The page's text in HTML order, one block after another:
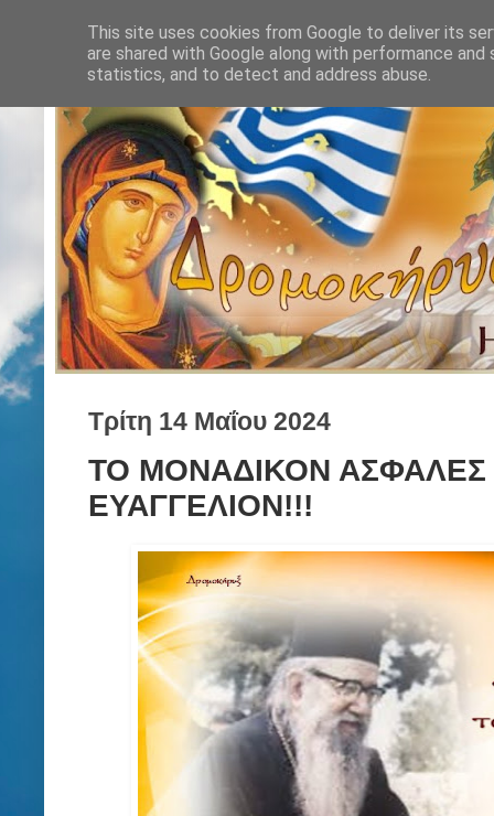
Τρίτη 14 Μαΐου 2024
ΤΟ ΜΟΝΑΔΙΚΟΝ ΑΣΦΑΛΕΣ
ΕΥΑΓΓΕΛΙΟΝ!!!
This site uses cookies from Google to deliver its
are shared with Google along with performance
statistics, and to detect and address abuse.